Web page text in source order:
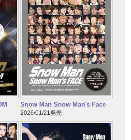
Snow Man Snow Man's Face
2026/01/21発売